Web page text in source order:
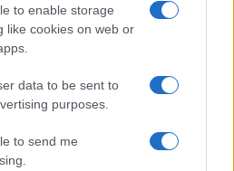
to enable storage
like cookies on web or
data to be sent to
purposes.
to send me
Australia, Canada e
positivi, in effetti, ci
si è recentemente
della “Nuova Via della
da Xi Jinping per ribadire
in tempi brevi gli
potenza mondiale.